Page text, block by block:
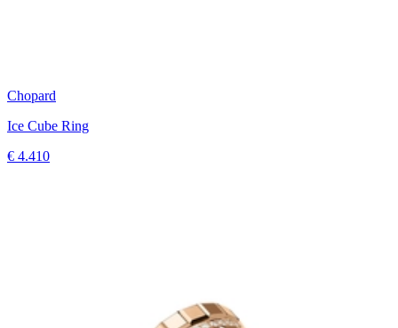
Chopard
Ice Cube Ring
€ 4.410